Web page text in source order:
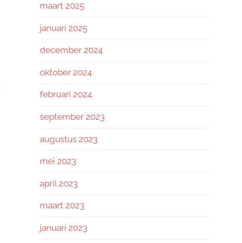
maart 2025
januari 2025
december 2024
oktober 2024
februari 2024
september 2023
augustus 2023
mei 2023
april 2023
maart 2023
januari 2023